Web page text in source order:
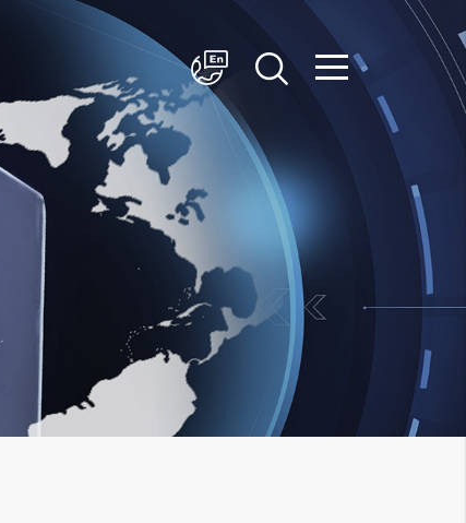
简体中文